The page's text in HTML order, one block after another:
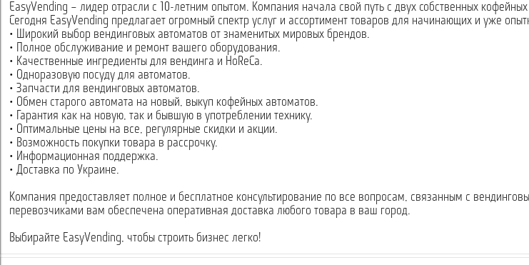
EasyVending – лидер отрасли с 10-летним опытом. Компания начала свой путь с двух собственных
Сегодня EasyVending предлагает огромный спектр услуг и ассортимент товаров для начинающих и уже
• Широкий выбор вендинговых автоматов от знаменитых мировых брендов.
• Полное обслуживание и ремонт вашего оборудования.
• Качественные ингредиенты для вендинга и HoReCa.
• Одноразовую посуду для автоматов.
• Запчасти для вендинговых автоматов.
• Обмен старого автомата на новый, выкуп кофейных автоматов.
• Гарантия как на новую, так и бывшую в употреблении технику.
• Оптимальные цены на все, регулярные скидки и акции.
• Возможность покупки товара в рассрочку.
• Информационная поддержка.
• Доставка по Украине.
Компания предоставляет полное и бесплатное консультирование по все вопросам, связанным с
перевозчиками вам обеспечена оперативная доставка любого товара в ваш город.
Выбирайте EasyVending, чтобы строить бизнес легко!